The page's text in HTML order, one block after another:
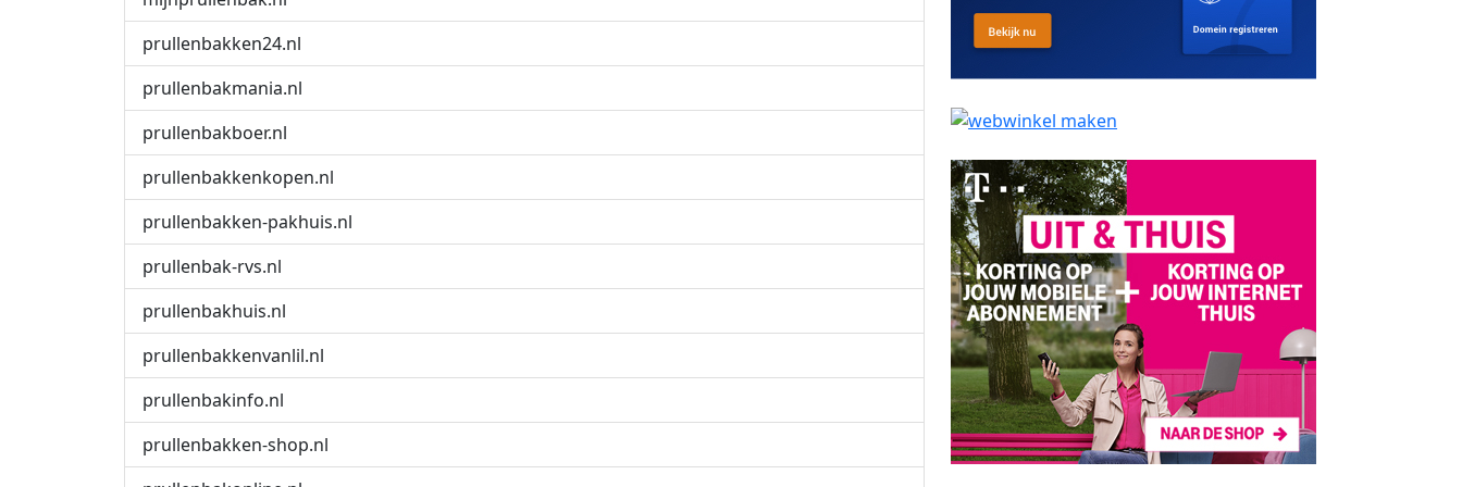
prullenbakken24.nl
prullenbakmania.nl
prullenbakboer.nl
prullenbakkenkopen.nl
prullenbakken-pakhuis.nl
prullenbak-rvs.nl
prullenbakhuis.nl
prullenbakkenvanlil.nl
prullenbakinfo.nl
prullenbakken-shop.nl